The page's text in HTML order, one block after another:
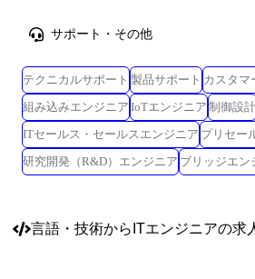
サポート・その他
テクニカルサポート 製品サポート カスタマ
組み込みエンジニア IoTエンジニア 制御設計
ITセールス・セールスエンジニア プリセー
研究開発（R&D）エンジニア ブリッジエン
言語・技術からITエンジニアの求